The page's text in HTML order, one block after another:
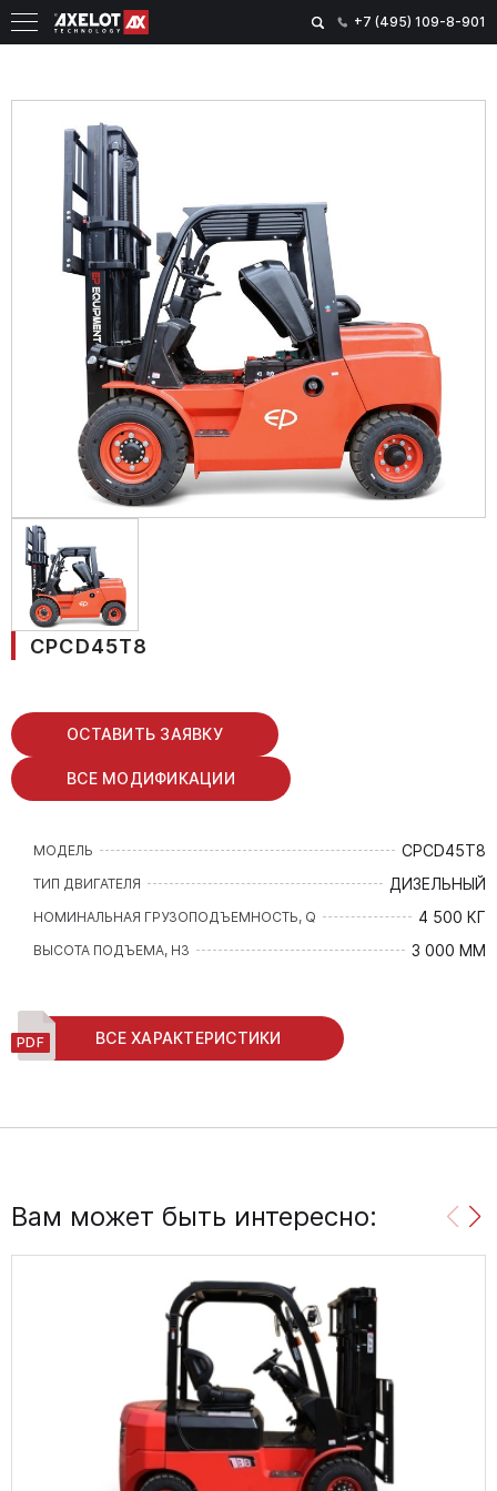
+7 (495) 109-8-901
CPCD45T8
ОСТАВИТЬ ЗАЯВКУ
ВСЕ МОДИФИКАЦИИ
МОДЕЛЬ CPCD45T8
ТИП ДВИГАТЕЛЯ ДИЗЕЛЬНЫЙ
НОМИНАЛЬНАЯ ГРУЗОПОДЪЕМНОСТЬ, Q 4 500 КГ
ВЫСОТА ПОДЪЕМА, H3 3 000 ММ
ВСЕ ХАРАКТЕРИСТИКИ
Вам может быть интересно: